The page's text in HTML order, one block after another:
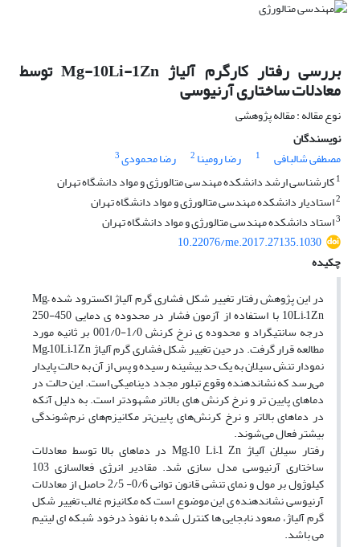
بررسی رفتار کارگرم آلیاژ Mg-10Li-1Zn توسط
معادلات ساختاری آرنیوسی
نوع مقاله : مقاله پژوهشی
نویسندگان
مصطفی شالبافی
1 رضا رومینا 2 رضا محمودی3
1کارشناسی ارشد دانشکده مهندسی متالورژی و مواد دانشگاه تهران
2استادیار دانشکده مهندسی متالورژی و مواد دانشگاه تهران
3استاد دانشکده مهندسی متالورژی و مواد دانشگاه تهران
10.22076/me.2017.27135.1030
چکیده
در این پژوهش رفتار تغییر شکل فشاری گرم آلیاژ اکسترود شده Mg–
10Li–1Zn با استفاده از آزمون فشار در محدوده ی دمایی 450-250
درجه سانتیگراد و محدوده ی نرخ کرنش 1/0-001/0 بر ثانیه مورد
مطالعه قرار گرفت. در حین تغییر شکل فشاری گرم آلیاژ Mg–10Li–1Zn
نمودار تنش سیلان به یک حد بیشینه رسیده و پس از آن به حالت پایدار
می‌رسد که نشاندهنده وقوع تبلور مجدد دینامیکی است. این حالت در
دماهای پایین تر و نرخ کرنش های بالاتر مشهودتر است. به دلیل آنکه
در دماهای بالاتر و نرخ کرنش‌های پایین‌تر مکانیزم‌های نرم‌شوندگی
بیشتر فعال می‌شوند.
رفتار سیلان آلیاژ Mg–10 Li–1 Zn در دماهای بالا توسط معادلات
ساختاری آرنیوسی مدل سازی شد. مقادیر انرژی فعالسازی 103
کیلوژول بر مول و نمای تنشی قانون توانی 0/6- 2/5 حاصل از معادلات
آرنیوسی نشاندهنده ی این موضوع است که مکانیزم غالب تغییر شکل
گرم آلیاژ، صعود نابجایی ها کنترل شده با نفوذ درخود شبکه ای لیتیم
می باشد.